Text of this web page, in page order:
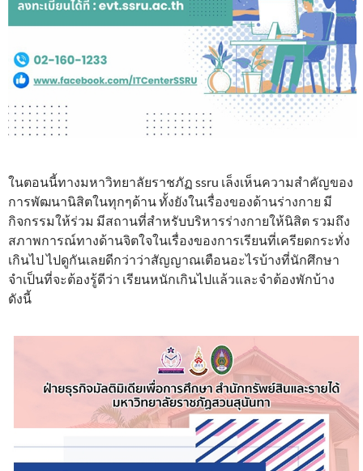
ในตอนนี้ทางมหาวิทยาลัยราชภัฏ ssru เล็งเห็นความสำคัญของ
การพัฒนานิสิตในทุกๆด้าน ทั้งยังในเรื่องของด้านร่างกาย มี
กิจกรรมให้ร่วม มีสถานที่สำหรับบริหารร่างกายให้นิสิต รวมถึง
สภาพการณ์ทางด้านจิตใจในเรื่องของการเรียนที่เครียดกระทั่ง
เกินไป ไปดูกันเลยดีกว่าว่าสัญญาณเตือนอะไรบ้างที่นักศึกษา
จำเป็นที่จะต้องรู้ดีว่า เรียนหนักเกินไปแล้วและจำต้องพักบ้าง
ดังนี้